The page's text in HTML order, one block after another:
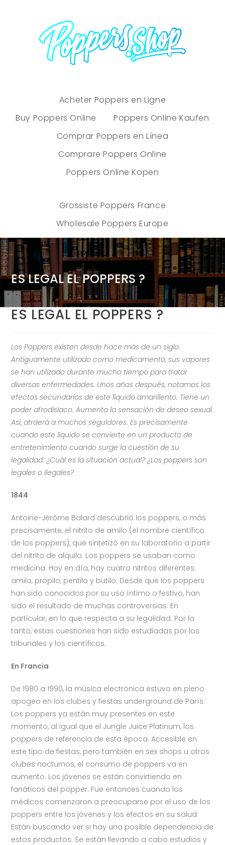
Acheter Poppers en Ligne
Buy Poppers Online
Poppers Online Kaufen
Comprar Poppers en Línea
Comprare Poppers Online
Poppers Online Kopen
Grossiste Poppers France
Wholesale Poppers Europe
ES LEGAL EL POPPERS ?
ES LEGAL EL POPPERS ?
Los Poppers existen desde hace más de un siglo.
Antiguamente utilizado como medicamento, sus vapores
se han utilizado durante mucho tiempo para tratar
diversas enfermedades. Unos años después, notamos los
efectos secundarios de este líquido amarillento. Tiene un
poder afrodisíaco. Aumenta la sensación de deseo sexual.
Así, atraerá a muchos seguidores. Es precisamente
cuando este líquido se convierte en un producto de
entretenimiento cuando surge la cuestión de su
legalidad. ¿Cuál es la situación actual? ¿Los poppers son
legales o ilegales?
1844
Antoine-Jérôme Balard descubrió los poppers, o más
precisamente, el nitrito de amilo (el nombre científico
de los poppers), que sintetizó en su laboratorio a partir
del nitrito de alquilo. Los poppers se usaban como
medicina. Hoy en día, hay cuatro nitritos diferentes:
amilo, propilo, pentilo y butilo. Desde que los poppers
han sido conocidos por su uso íntimo o festivo, han
sido el resultado de muchas controversias. En
particular, en lo que respecta a su legalidad. Por lo
tanto, estas cuestiones han sido estudiadas por los
tribunales y los científicos.
En Francia
De 1980 a 1990, la música electrónica estuvo en pleno
apogeo en los clubes y fiestas underground de París.
Los poppers ya están muy presentes en este
momento, al igual que el Jungle Juice Platinum, los
poppers de referencia de esta época. Accesible en
este tipo de fiestas, pero también en sex shops u otros
clubes nocturnos, el consumo de poppers va en
aumento. Los jóvenes se están convirtiendo en
fanáticos del popper. Fue entonces cuando los
médicos comenzaron a preocuparse por el uso de los
poppers entre los jóvenes y los efectos en su salud.
Están buscando ver si hay una posible dependencia de
estos productos. Se están llevando a cabo estudios y